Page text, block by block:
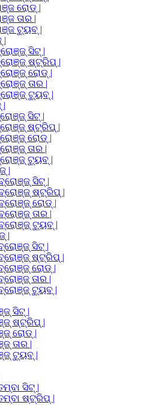
ରୋଡ୍ |
ତାର |
ଟ୍ୟୁବ୍ |
|
ସିଟ୍ |
ଷ୍ଟ୍ରିପ୍ |
ରୋଡ୍ |
ତାର |
ଟ୍ୟୁବ୍ |
|
ସିଟ୍ |
ଷ୍ଟ୍ରିପ୍ |
ରୋଡ୍ |
ତାର |
ଟ୍ୟୁବ୍ |
|
ସିଟ୍ |
ଷ୍ଟ୍ରିପ୍ |
ରୋଡ୍ |
ତାର |
ଟ୍ୟୁବ୍ |
|
ସିଟ୍ |
ଷ୍ଟ୍ରିପ୍ |
ରୋଡ୍ |
ତାର |
ଟ୍ୟୁବ୍ |
ସିଟ୍ |
ଷ୍ଟ୍ରିପ୍ |
ରୋଡ୍ |
ତାର |
ଟ୍ୟୁବ୍ |
ସିଟ୍ |
ଷ୍ଟ୍ରିପ୍ |